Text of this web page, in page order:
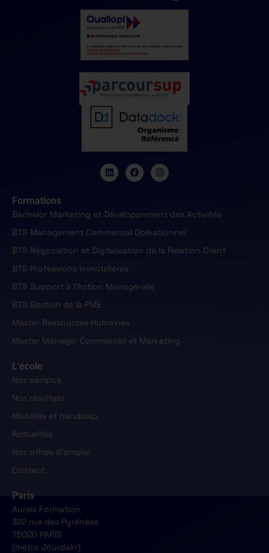
Formations
Bachelor Marketing et Développement des Activités
BTS Management Commercial Opérationnel
BTS Négociation et Digitalisation de la Relation Client
BTS Professions Immobilières
BTS Support à l'Action Managériale
BTS Gestion de la PME
Master Ressources Humaines
Master Manager Commercial et Marketing
L’école
Nos campus
Nos résultats
Mobiltés et handicap
Actualités
Nos offres d'emploi
Contact
Paris
Aureïs Formation
322 rue des Pyrénées
75020 PARIS
(métro Jourdain)